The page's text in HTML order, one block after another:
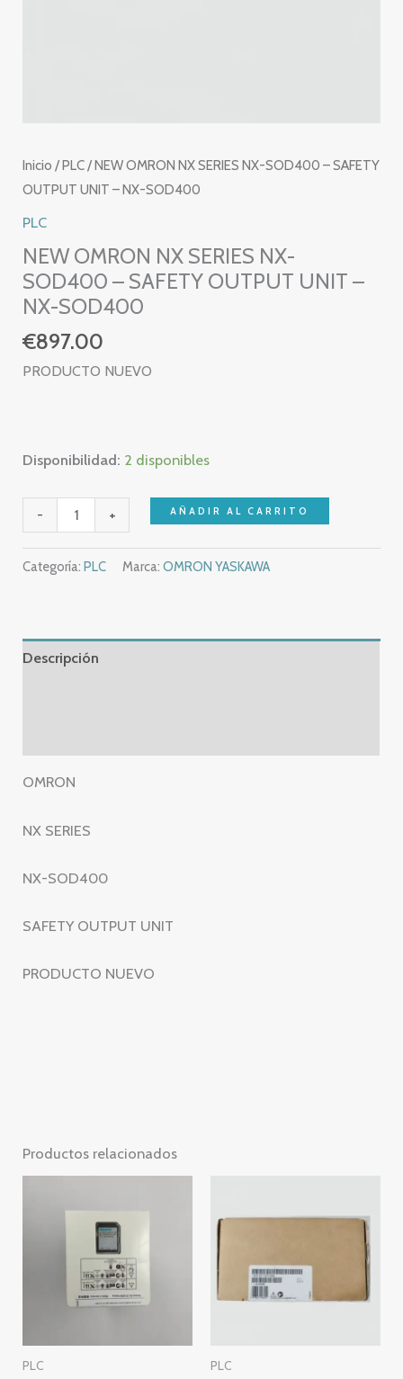
Inicio /PLC/ NEW OMRON NX SERIES NX-SOD400 – SAFETY
OUTPUT UNIT – NX-SOD400
PLC
NEW OMRON NX SERIES NX-
SOD400 – SAFETY OUTPUT UNIT –
NX-SOD400
€897.00
PRODUCTO NUEVO
Disponibilidad: 2 disponibles
-
OMRON
NX
–
–
NX-
cantidad
+ AÑADIR AL CARRITO
Categoría:PLC Marca:OMRON YASKAWA
Descripción
OMRON
NX SERIES
NX-SOD400
SAFETY OUTPUT UNIT
PRODUCTO NUEVO
Productos relacionados
PLC PLC